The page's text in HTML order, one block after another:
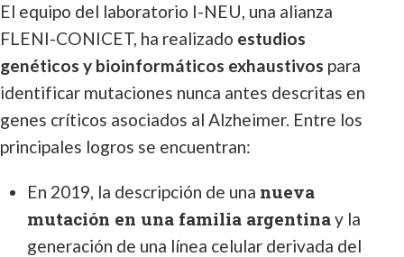
El equipo del laboratorio I-NEU, una alianza
FLENI-CONICET, ha realizado estudios
genéticos y bioinformáticos exhaustivos para
identificar mutaciones nunca antes descritas en
genes críticos asociados al Alzheimer. Entre los
principales logros se encuentran:
En 2019, la descripción de una nueva
mutación en una familia argentinay la
generación de una línea celular derivada del